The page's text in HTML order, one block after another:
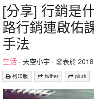
[分享] 行銷是
路行銷連啟佑
手法
生活 · 天空小宇 · 發表於
列印版 twitter plurk